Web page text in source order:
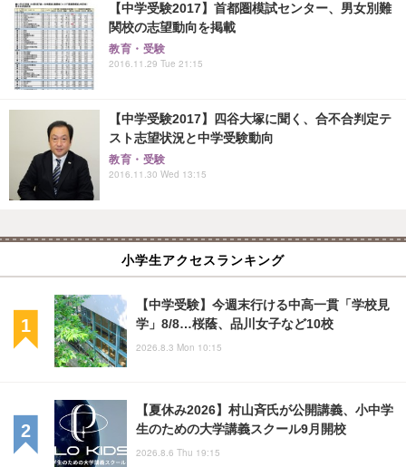
【中学受験2017】首都圏模試センター、男女別難
関校の志望動向を掲載
教育・受験
2016.11.29 Tue 21:15
【中学受験2017】四谷大塚に聞く、合不合判定テ
スト志望状況と中学受験動向
教育・受験
2016.11.30 Wed 13:15
小学生アクセスランキング
【中学受験】今週末行ける中高一貫「学校見
学」8/8…桜蔭、品川女子など10校
2026.8.3 Mon 10:15
【夏休み2026】村山斉氏が公開講義、小中学
生のための大学講義スクール9月開校
2026.8.6 Thu 19:15